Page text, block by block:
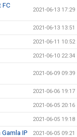
FC
2021-06-13 17:29
2021-06-13 13:51
2021-06-11 10:52
2021-06-10 22:34
2021-06-09 09:39
2021-06-06 19:17
2021-06-05 20:16
2021-06-05 19:18
IP 2021-06-05 09:21